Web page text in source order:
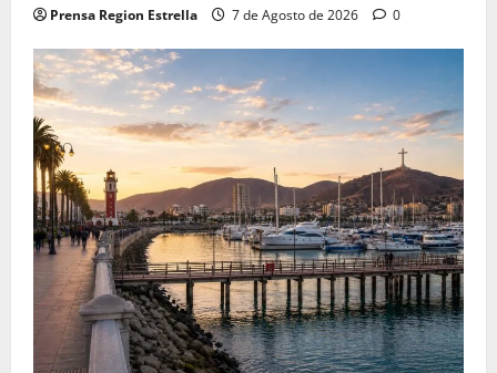
Prensa Region Estrella 7 de Agosto de 2026 0